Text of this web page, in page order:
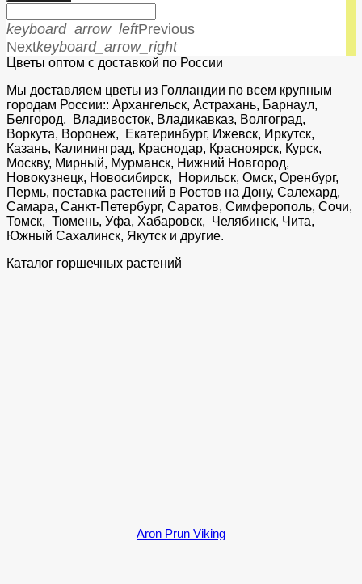
keyboard_arrow_leftPrevious
Nextkeyboard_arrow_right
Цветы оптом с доставкой по России
Мы доставляем цветы из Голландии по всем крупным
городам России:: Архангельск, Астрахань, Барнаул,
Белгород, Владивосток, Владикавказ, Волгоград,
Воркута, Воронеж, Екатеринбург, Ижевск, Иркутск,
Казань, Калининград, Краснодар, Красноярск, Курск,
Москву, Мирный, Мурманск, Нижний Новгород,
Новокузнецк, Новосибирск, Норильск, Омск, Оренбург,
Пермь, поставка растений в Ростов на Дону, Салехард,
Самара, Санкт-Петербург, Саратов, Симферополь, Сочи,
Томск, Тюмень, Уфа, Хабаровск, Челябинск, Чита,
Южный Сахалинск, Якутск и другие.
Каталог горшечных растений
Aron Prun Viking